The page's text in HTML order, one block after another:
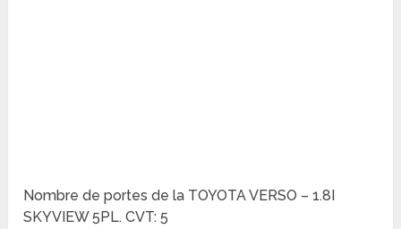
Nombre de portes de la TOYOTA VERSO – 1.8I
SKYVIEW 5PL. CVT: 5